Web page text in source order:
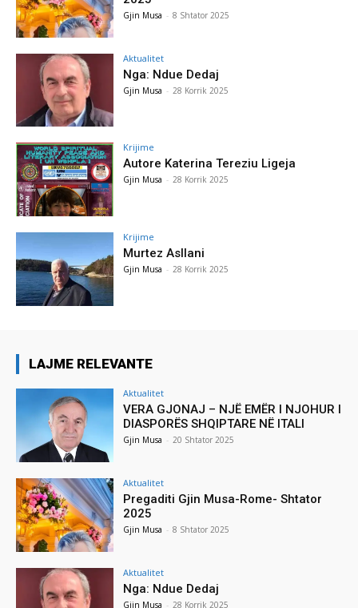
Gjin Musa - 8 Shtator 2025
Aktualitet
Nga: Ndue Dedaj
Gjin Musa - 28 Korrik 2025
Krijime
Autore Katerina Tereziu Ligeja
Gjin Musa - 28 Korrik 2025
Krijime
Murtez Asllani
Gjin Musa - 28 Korrik 2025
LAJME RELEVANTE
Aktualitet
VERA GJONAJ – NJË EMËR I NJOHUR I
DIASPORËS SHQIPTARE NË ITALI
Gjin Musa - 20 Shtator 2025
Aktualitet
Pregaditi Gjin Musa-Rome- Shtator
2025
Gjin Musa - 8 Shtator 2025
Aktualitet
Nga: Ndue Dedaj
Gjin Musa - 28 Korrik 2025